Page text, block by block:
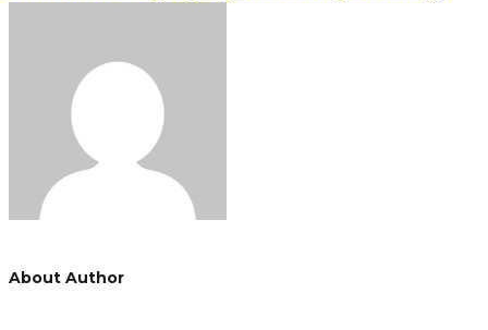
About Author